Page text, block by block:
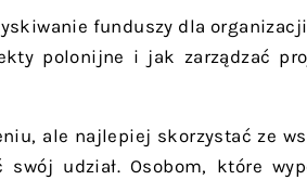
funduszy dla
polonijne i jak zarządzać
ale najlepiej skorzystać ze
swój udział. Osobom, które